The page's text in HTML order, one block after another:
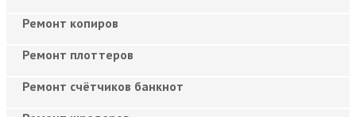
Ремонт копиров
Ремонт плоттеров
Ремонт счётчиков банкнот